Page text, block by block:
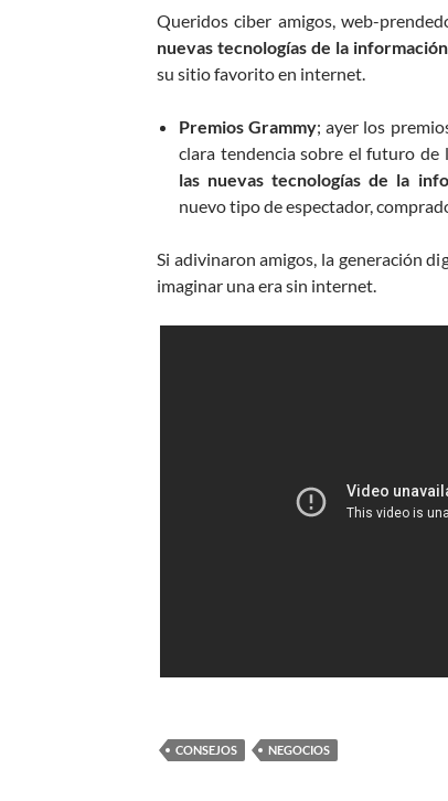
Queridos ciber amigos, web-
nuevas tecnologías de la información
su sitio favorito en internet.
Premios Grammy; ayer los
clara tendencia sobre el futuro de
las nuevas tecnologías de la
nuevo tipo de espectador,
Si adivinaron amigos, la generación
imaginar una era sin internet.
CONSEJOS NEGOCIOS